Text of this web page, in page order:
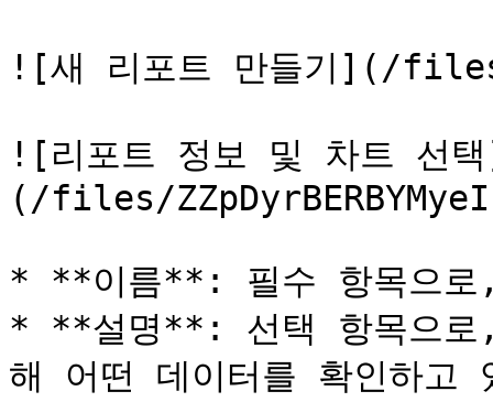
![새 리포트 만들기](/
![리포트 정보 및 차트 선
(/files/
* **이름**: 필수 항목으로,
* **설명**: 선택 항목으로,
해 어떤 데이터를 확인하고